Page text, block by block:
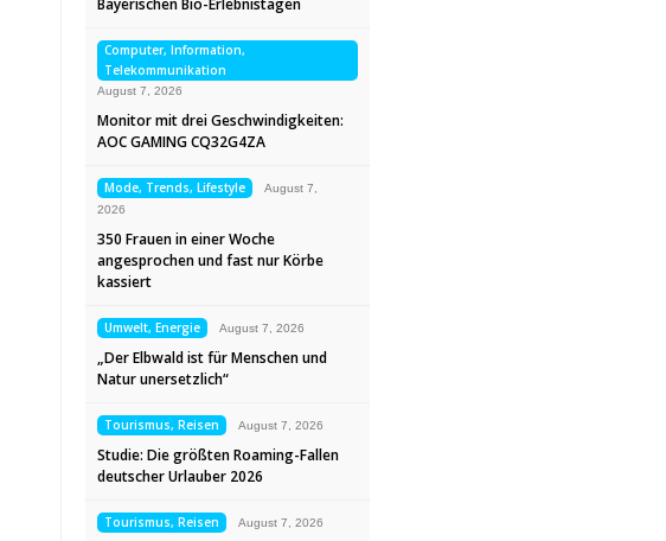
Bayerischen Bio-Erlebnistagen
Computer, Information,
Telekommunikation
August 7, 2026
Monitor mit drei Geschwindigkeiten:
AOC GAMING CQ32G4ZA
Mode, Trends, Lifestyle
August 7,
2026
350 Frauen in einer Woche
angesprochen und fast nur Körbe
kassiert
Umwelt, Energie August 7, 2026
„Der Elbwald ist für Menschen und
Natur unersetzlich“
Tourismus, Reisen August 7, 2026
Studie: Die größten Roaming-Fallen
deutscher Urlauber 2026
Tourismus, Reisen August 7, 2026